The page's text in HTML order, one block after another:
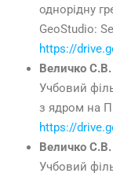
однорідну
GeoStudio:
https://
Величко С.В.
Учбовий
з ядром на
https://
Величко С.В.
Учбовий